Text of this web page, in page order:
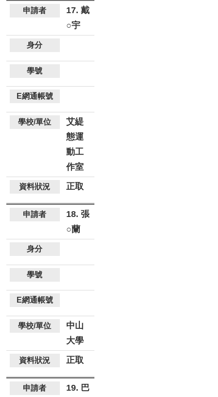
17. 戴
○宇
艾緹
態運
動工
作室
正取
18. 張
○蘭
中山
大學
正取
19. 巴